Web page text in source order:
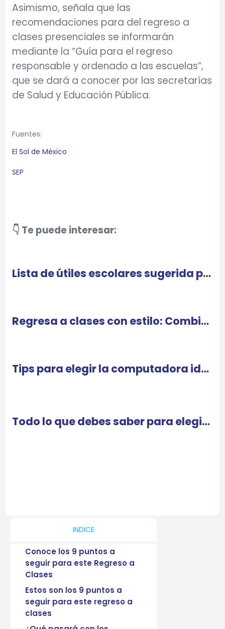
Asimismo, señala que las
recomendaciones para del regreso a
clases presenciales se informarán
mediante la “Guía para el regreso
responsable y ordenado a las escuelas”,
que se dará a conocer por las secretarías
de Salud y Educación Pública.
Fuentes:
El Sol de México
SEP
👇 Te puede interesar:
Lista de útiles escolares sugerida por la SEP
Regresa a clases con estilo: Combina con tonos pastel
Tips para elegir la computadora ideal para el Regreso a Clases
Todo lo que debes saber para elegir la mochila correcta
INDICE
Conoce los 9 puntos a
seguir para este Regreso a
Clases
Estos son los 9 puntos a
seguir para este regreso a
clases